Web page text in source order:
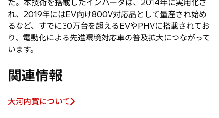
た。本技術を搭載したインバータは、2014年に実用化さ
れ、2019年にはEV向け800V対応品として量産され始め
るなど、すでに30万台を超えるEVやPHVに搭載されてお
り、電動化による先進環境対応車の普及拡大につながって
います。
関連情報
大河内賞について
新